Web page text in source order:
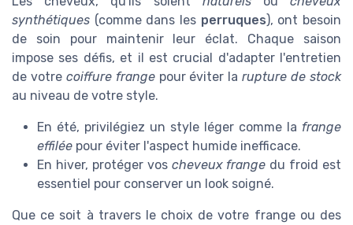
synthétiques (comme dans les perruques), ont besoin
de soin pour maintenir leur éclat. Chaque saison
impose ses défis, et il est crucial d'adapter l'entretien
de votre coiffure frangepour éviter larupture de stock
au niveau de votre style.
En été, privilégiez un style léger comme la frange
effilée pour éviter l'aspect humide inefficace.
En hiver, protéger vos cheveux frange du froid est
essentiel pour conserver un look soigné.
Que ce soit à travers le choix de votre frange ou des